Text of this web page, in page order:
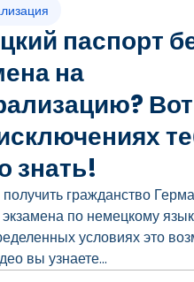
п
р
о
паспорт
на
знать!
гражданство
экзамена по немецкому
условиях это
вы узнаете...